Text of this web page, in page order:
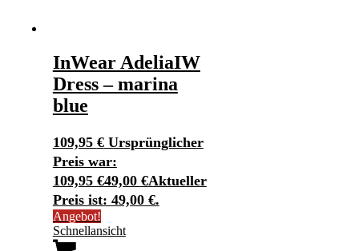
InWear AdeliaIW
Dress – marina
blue
109,95 € Ursprünglicher
Preis war:
109,95 €49,00 €Aktueller
Preis ist: 49,00 €.
Angebot!
Schnellansicht